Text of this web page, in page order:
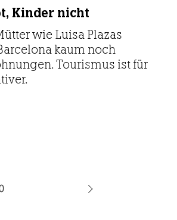
Kinder nicht
wie Luisa Plazas
kaum noch
Tourismus ist für